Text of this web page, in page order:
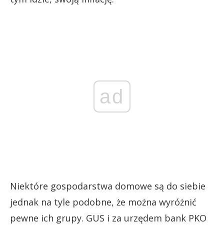
ad
Niektóre gospodarstwa domowe są do siebie
jednak na tyle podobne, że można wyróżnić
pewne ich grupy. GUS i za urzędem bank PKO